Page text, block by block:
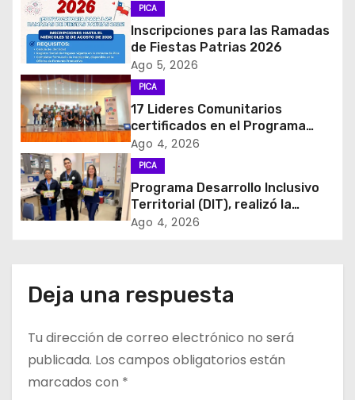
c
i
ó
n
d
e
e
t
a
d
PICA
Inscripciones para las Ramadas
de Fiestas Patrias 2026
Ago 5, 2026
PICA
17 Lideres Comunitarios
certificados en el Programa
MÁS AMA
Ago 4, 2026
PICA
Programa Desarrollo Inclusivo
Territorial (DIT), realizó la
entrega de Cajas de Regulación
Ago 4, 2026
Deja una respuesta
Tu dirección de correo electrónico no será
publicada. Los campos obligatorios están
marcados con *